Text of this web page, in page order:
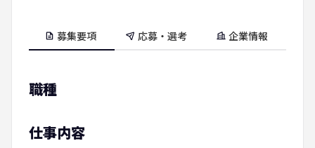
募集要項 応募・選考 企業情報
職種
仕事内容